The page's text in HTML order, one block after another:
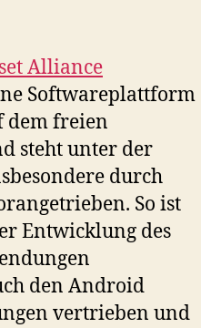
Alliance
Softwareplattform
dem freien
steht unter der
durch
So ist
Entwicklung des
den Android
vertrieben und